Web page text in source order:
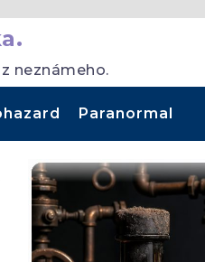
neznámeho.
Paranormal